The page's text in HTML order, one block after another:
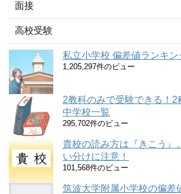
面接
高校受験
私立小学校 偏差値ランキ
1,205,297件のビュー
2教科のみで受験できる！2
中学校一覧
295,702件のビュー
貴校の読み方は『きこう』
い分けに注意！
101,568件のビュー
筑波大学附属小学校の偏差